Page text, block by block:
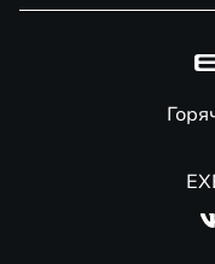
Помощь на дорогах